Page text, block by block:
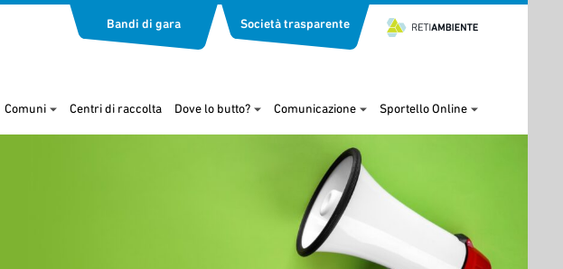
Bandi di gara Società trasparente
Comuni Centri di raccolta Dove lo butto? Comunicazione Sportello Online